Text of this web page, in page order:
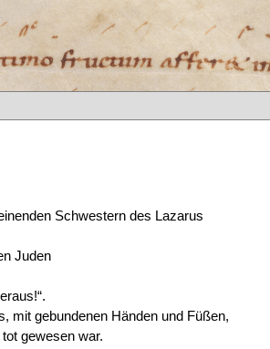
Schwestern des Lazarus
Juden
mit gebundenen Händen und Füßen,
gewesen war.